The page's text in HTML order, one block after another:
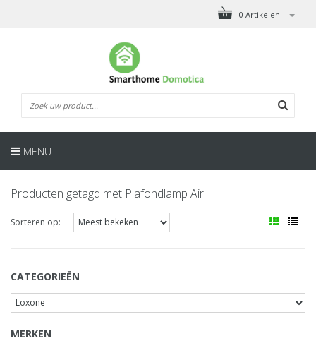
0 Artikelen
MENU
Producten getagd met Plafondlamp Air
Sorteren op:
CATEGORIEËN
MERKEN